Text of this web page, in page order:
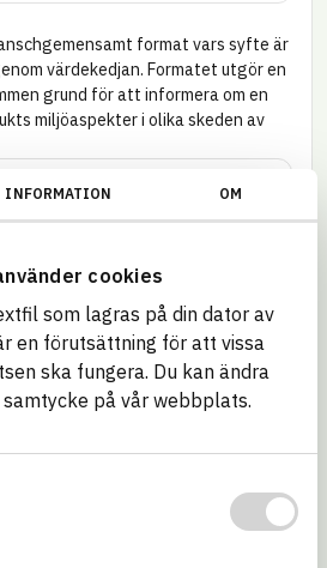
INFORMATION OM
cookies
som lagras på din dator av
en förutsättning för att vissa
ska fungera. Du kan ändra
på vår webbplats.
format vars syfte är
värde­kedjan. Formatet utgör en
grund för att informera om en
miljö­aspekter i olika skeden av
certifieringar
BREEAM SE
DGNB – Danmark